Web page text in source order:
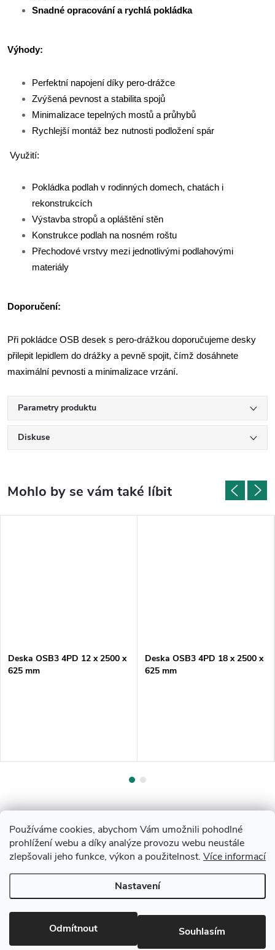
Používáme cookies, abychom Vám umožnili pohodlné
prohlížení webu a díky analýze provozu webu neustále
zlepšovali jeho funkce, výkon a použitelnost. Více informací
Nastavení
Odmítnout Souhlasím
Snadné opracování a rychlá pokládka
Výhody:
Perfektní napojení díky pero-drážce
Zvýšená pevnost a stabilita spojů
Minimalizace tepelných mostů a průhybů
Rychlejší montáž bez nutnosti podložení spár
Využití:
Pokládka podlah v rodinných domech, chatách i
rekonstrukcích
Výstavba stropů a opláštění stěn
Konstrukce podlah na nosném roštu
Přechodové vrstvy mezi jednotlivými podlahovými
materiály
Doporučení:
Při pokládce OSB desek s pero-drážkou doporučujeme desky
přilepit lepidlem do drážky a pevně spojit, čímž dosáhnete
maximální pevnosti a minimalizace vrzání.
Parametry produktu
Diskuse
Deska OSB3 4PD 12 x 2500 x
625 mm
Deska OSB3 4PD 18 x 2500 x
625 mm
Z
á
p
Drevobis Horoměřice. Všechna práva vyhrazena.
nastavení cookies